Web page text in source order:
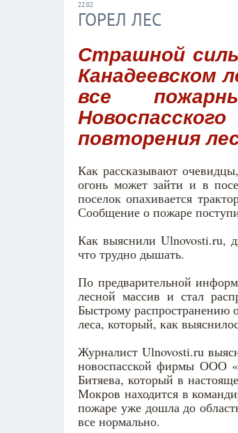
22:02
ГОРЕЛ ЛЕС
Страшной
Канадеевском
все
повторения
Как рассказывают
огонь может зайти и в
поселок опахивается
Сообщение о пожаре
Как выяснили Ulnovosti.ru,
что трудно дышать.
По предварительной
лесной массив и стал
Быстрому распространению
леса, который, как
Журналист Ulnovosti.ru
новоспасской фирмы ООО
Битяева, который в
Мокров находится в
пожаре уже дошла до
все нормально.